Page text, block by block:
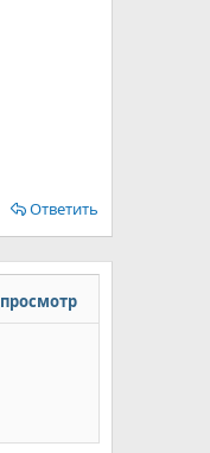
Ответить
редактора